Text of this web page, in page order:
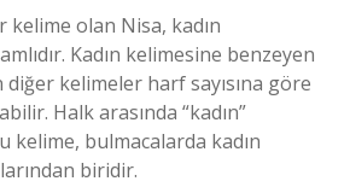
olan Nisa, kadın
Kadın kelimesine benzeyen
diğer kelimeler harf sayısına göre
Halk arasında “kadın”
kelime, bulmacalarda kadın
biridir.